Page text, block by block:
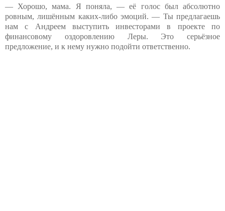
— Хорошо, мама. Я поняла, — её голос был абсолютно
ровным, лишённым каких-либо эмоций. — Ты предлагаешь
нам с Андреем выступить инвесторами в проекте по
финансовому оздоровлению Леры. Это серьёзное
предложение, и к нему нужно подойти ответственно.